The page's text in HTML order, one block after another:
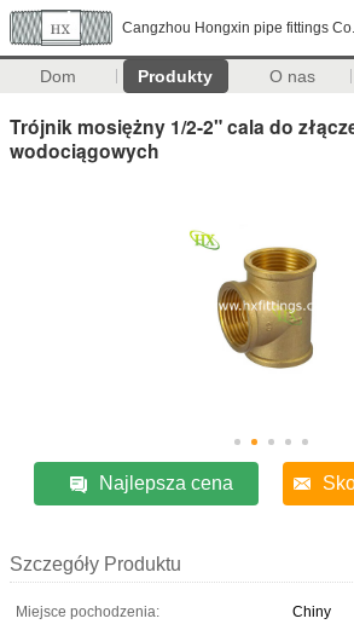
Cangzhou Hongxin pipe fittings
Dom Produkty O nas
Trójnik mosiężny 1/2-2" cala do
wodociągowych
Najlepsza cena
Szczegóły Produktu
Miejsce pochodzenia:
Chiny